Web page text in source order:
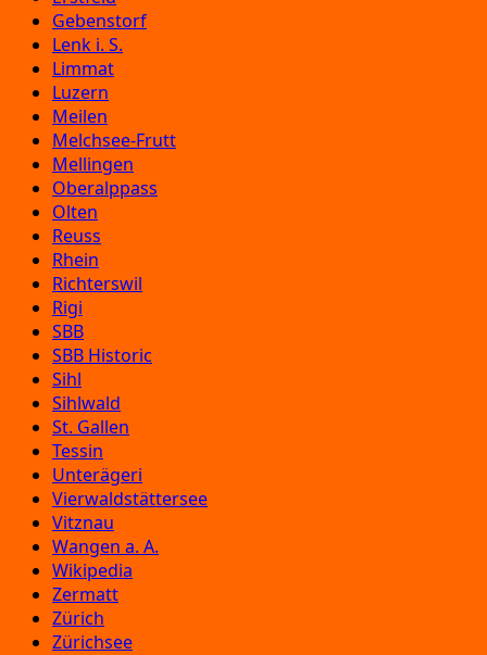
Gebenstorf
Lenk i. S.
Limmat
Luzern
Meilen
Melchsee-Frutt
Mellingen
Oberalppass
Olten
Reuss
Rhein
Richterswil
Rigi
SBB
SBB Historic
Sihl
Sihlwald
St. Gallen
Tessin
Unterägeri
Vierwaldstättersee
Vitznau
Wangen a. A.
Wikipedia
Zermatt
Zürich
Zürichsee